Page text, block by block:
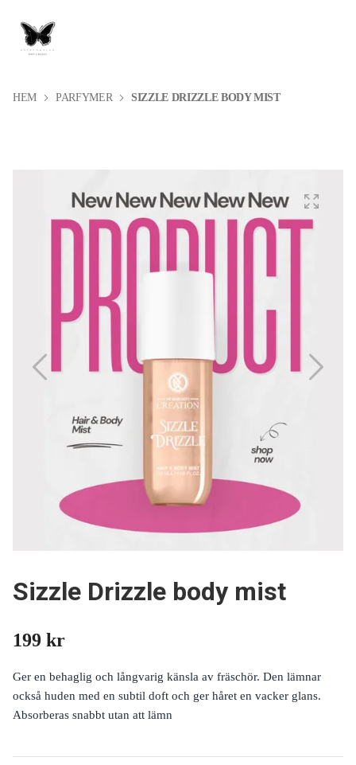
HEM PARFYMER SIZZLE DRIZZLE BODY MIST
Sizzle Drizzle body mist
199 kr
Ger en behaglig och långvarig känsla av fräschör. Den lämnar
också huden med en subtil doft och ger håret en vacker glans.
Absorberas snabbt utan att lämn